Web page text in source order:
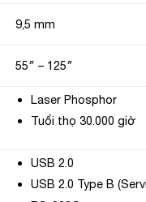
9,5 mm
55″ – 125″
Laser Phosphor
Tuổi thọ 30.000 giờ
USB 2.0
USB 2.0 Type B